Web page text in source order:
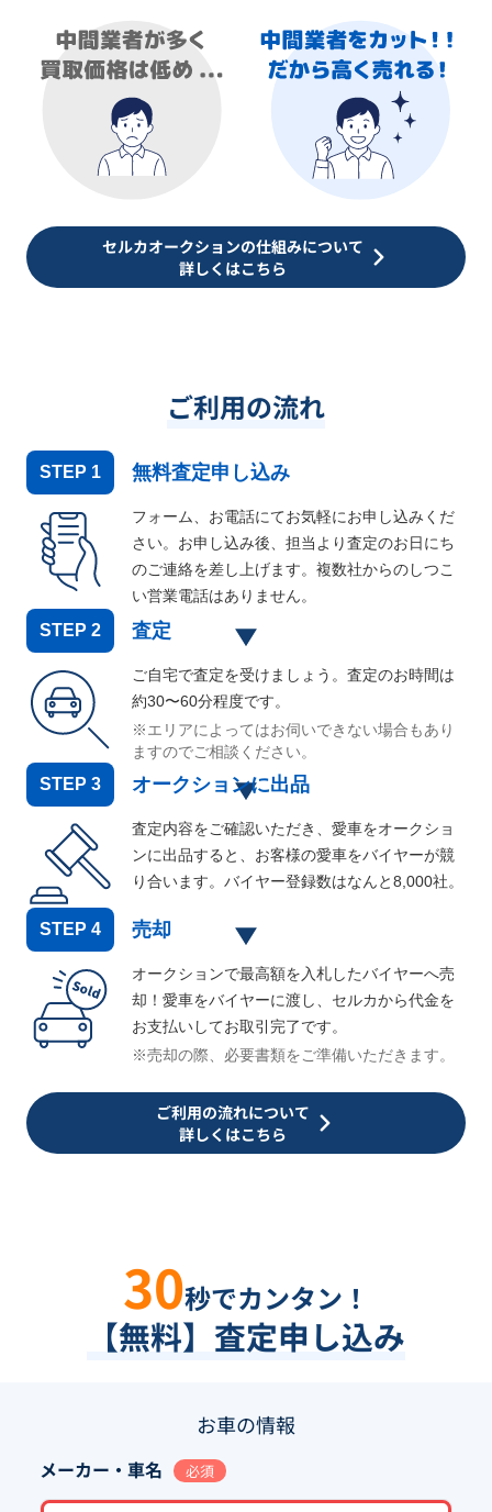
セルカオークションの仕組みについて
詳しくはこちら
ご利用の流れ
STEP 1 無料査定申し込み
フォーム、お電話にてお気軽にお申し込みくだ
さい。お申し込み後、担当より査定のお日にち
のご連絡を差し上げます。複数社からのしつこ
い営業電話はありません。
STEP 2 査定
ご自宅で査定を受けましょう。査定のお時間は
約30〜60分程度です。
※エリアによってはお伺いできない場合もあり
ますのでご相談ください。
STEP 3 オークションに出品
査定内容をご確認いただき、愛車をオークショ
ンに出品すると、お客様の愛車をバイヤーが競
り合います。バイヤー登録数はなんと8,000社。
STEP 4 売却
オークションで最高額を入札したバイヤーへ売
却！愛車をバイヤーに渡し、セルカから代金を
お支払いしてお取引完了です。
※売却の際、必要書類をご準備いただきます。
ご利用の流れについて
詳しくはこちら
30秒でカンタン！
【無料】査定申し込み
お車の情報
メーカー・車名 必須